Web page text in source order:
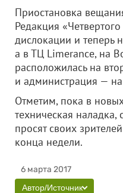
Приостановка
Редакция
дислокации и теперь
а в ТЦ Limerance, на
расположилась на
и администрация —
Отметим, пока в
техническая наладка,
просят своих
конца недели.
6 марта 2017
Автор/Источник